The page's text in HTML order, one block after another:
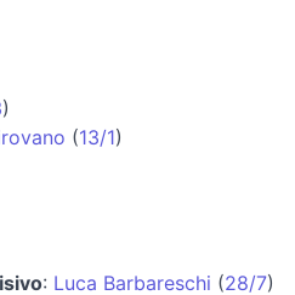
)
(13/1)
: Luca Barbareschi (28/7)